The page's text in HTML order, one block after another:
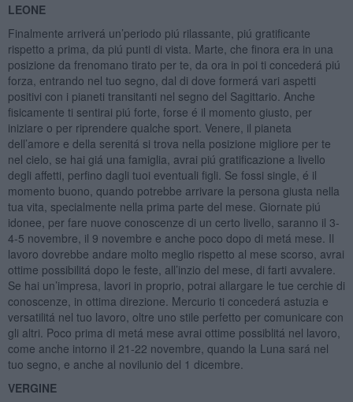
LEONE
Finalmente arriverá un’periodo piú rilassante, piú gratificante
rispetto a prima, da piú punti di vista. Marte, che finora era in una
posizione da frenomano tirato per te, da ora in poi ti concederá piú
forza, entrando nel tuo segno, dal di dove formerá vari aspetti
positivi con i pianeti transitanti nel segno del Sagittario. Anche
fisicamente ti sentirai piú forte, forse é il momento giusto, per
iniziare o per riprendere qualche sport. Venere, il pianeta
dell’amore e della serenitá si trova nella posizione migliore per te
nel cielo, se hai giá una famiglia, avrai piú gratificazione a livello
degli affetti, perfino dagli tuoi eventuali figli. Se fossi single, é il
momento buono, quando potrebbe arrivare la persona giusta nella
tua vita, specialmente nella prima parte del mese. Giornate piú
idonee, per fare nuove conoscenze di un certo livello, saranno il 3-
4-5 novembre, il 9 novembre e anche poco dopo di metá mese. Il
lavoro dovrebbe andare molto meglio rispetto al mese scorso, avrai
ottime possibilitá dopo le feste, all’inzio del mese, di farti avvalere.
Se hai un’impresa, lavori in proprio, potrai allargare le tue cerchie di
conoscenze, in ottima direzione. Mercurio ti concederá astuzia e
versatilitá nel tuo lavoro, oltre uno stile perfetto per comunicare con
gli altri. Poco prima di metá mese avrai ottime possiblitá nel lavoro,
come anche intorno il 21-22 novembre, quando la Luna sará nel
tuo segno, e anche al novilunio del 1 dicembre.
VERGINE